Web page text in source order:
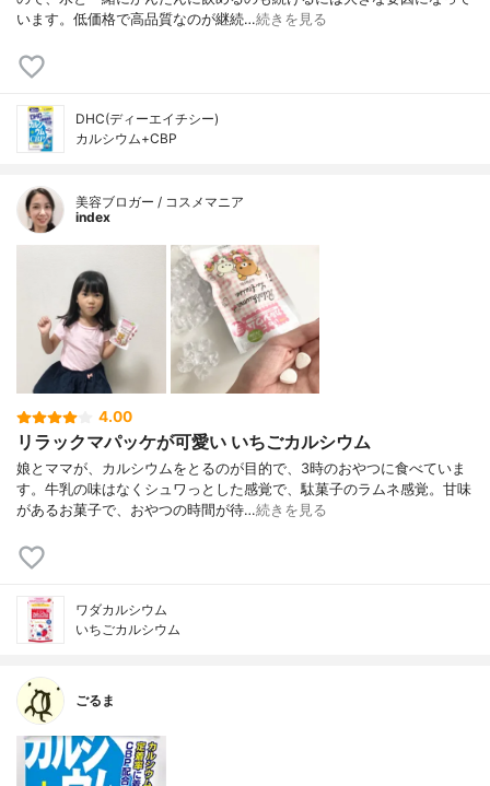
います。低価格で高品質なのが継続…続きを見る
DHC(ディーエイチシー)
カルシウム+CBP
美容ブロガー / コスメマニア
index
4.00
リラックマパッケが可愛い いちごカルシウム
娘とママが、カルシウムをとるのが目的で、3時のおやつに食べていま
す。牛乳の味はなくシュワっとした感覚で、駄菓子のラムネ感覚。甘味
があるお菓子で、おやつの時間が待…続きを見る
ワダカルシウム
いちごカルシウム
ごるま